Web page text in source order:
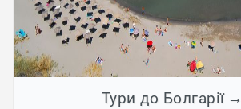
Тури до Болгарії